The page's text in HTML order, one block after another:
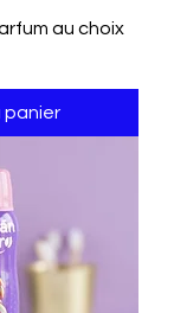
au choix
panier